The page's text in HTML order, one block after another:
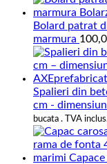
Bolard patrat
marmura
Spalieri din
cm -
bucata . TVA